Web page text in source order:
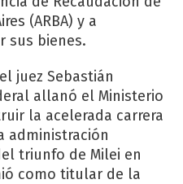
(ARBA) y a
sus bienes.
juez Sebastián
allanó el Ministerio
la acelerada carrera
administración
triunfo de Milei en
como titular de la